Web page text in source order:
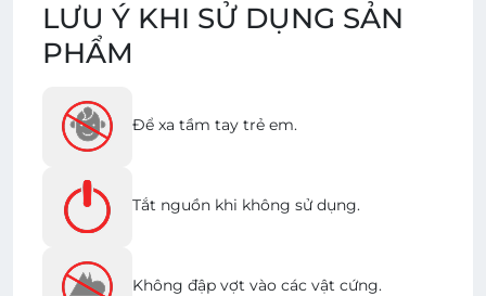
LƯU Ý KHI SỬ DỤNG SẢN
PHẨM
Để xa tầm tay trẻ em.
Tắt nguồn khi không sử dụng.
Không đập vợt vào các vật cứng.